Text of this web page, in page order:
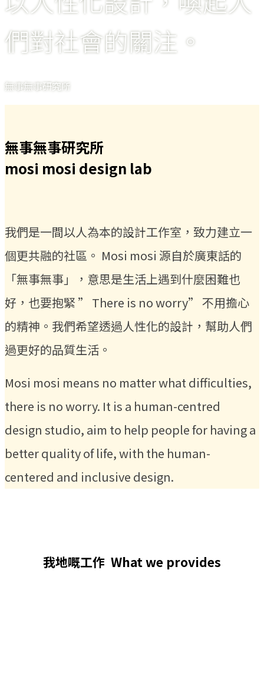
們對社會的關注。
無事無事研究所
無事無事研究所
mosi mosi design lab
我們是一間以人為本的設計工作室，致力建立一
個更共融的社區。 Mosi mosi 源自於廣東話的
「無事無事」，意思是生活上遇到什麼困難也
好，也要抱緊 ” There is no worry” 不用擔心
的精神。我們希望透過人性化的設計，幫助人們
過更好的品質生活。
Mosi mosi means no matter what difficulties,
there is no worry. It is a human-centred
design studio, aim to help people for having a
better quality of life, with the human-
centered and inclusive design.
我地嘅工作 What we provides